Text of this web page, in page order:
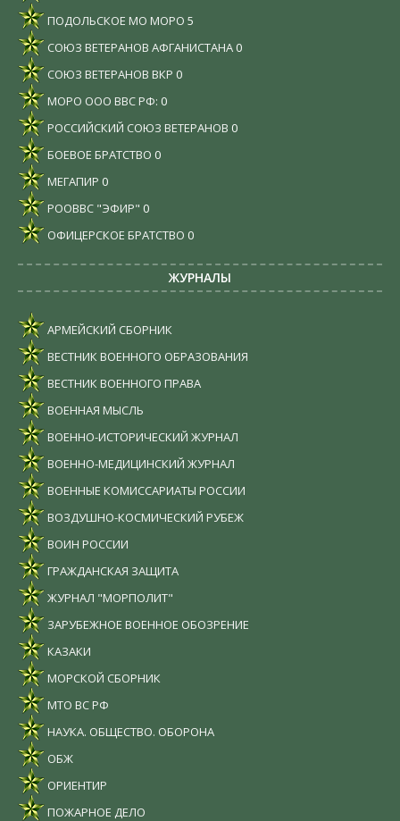
ПОДОЛЬСКОЕ МО МОРО 5
СОЮЗ ВЕТЕРАНОВ АФГАНИСТАНА 0
СОЮЗ ВЕТЕРАНОВ ВКР 0
МОРО ООО ВВС РФ: 0
РОССИЙСКИЙ СОЮЗ ВЕТЕРАНОВ 0
БОЕВОЕ БРАТСТВО 0
МЕГАПИР 0
РООВВС "ЭФИР" 0
ОФИЦЕРСКОЕ БРАТСТВО 0
ЖУРНАЛЫ
АРМЕЙСКИЙ СБОРНИК
ВЕСТНИК ВОЕННОГО ОБРАЗОВАНИЯ
ВЕСТНИК ВОЕННОГО ПРАВА
ВОЕННАЯ МЫСЛЬ
ВОЕННО-ИСТОРИЧЕСКИЙ ЖУРНАЛ
ВОЕННО-МЕДИЦИНСКИЙ ЖУРНАЛ
ВОЕННЫЕ КОМИССАРИАТЫ РОССИИ
ВОЗДУШНО-КОСМИЧЕСКИЙ РУБЕЖ
ВОИН РОССИИ
ГРАЖДАНСКАЯ ЗАЩИТА
ЖУРНАЛ "МОРПОЛИТ"
ЗАРУБЕЖНОЕ ВОЕННОЕ ОБОЗРЕНИЕ
КАЗАКИ
МОРСКОЙ СБОРНИК
МТО ВС РФ
НАУКА. ОБЩЕСТВО. ОБОРОНА
ОБЖ
ОРИЕНТИР
ПОЖАРНОЕ ДЕЛО